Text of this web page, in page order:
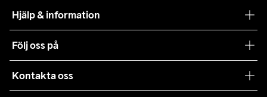
Teamwear
Hållbarhet
Samarbeten
Hjälp & information
Våra köpvillkor
Retur
Följ oss på
Kontakta oss